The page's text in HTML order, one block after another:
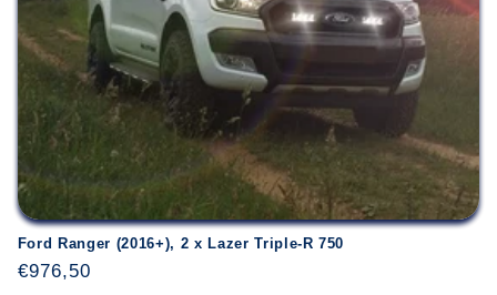
o
o
n
:
Ford Ranger (2016+), 2 x Lazer Triple-R 750
Hind
€976,50